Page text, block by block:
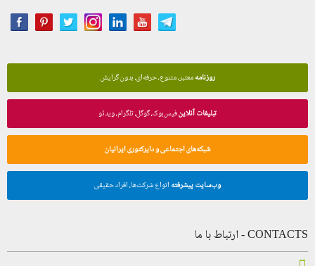
روزنامهمعتبر، متنوع، حرفه‌ای، بدون گرایش
تبلیغات آنلاینفیس‌بوک، گوگل، تلگرام، ویدئو
شبکه‌های اجتماعی و دایرکتوری ایرانیان
وب‌سایت پیشرفته انواع شرکت‌ها، افراد حقیقی
CONTACTS - ارتباط با ما